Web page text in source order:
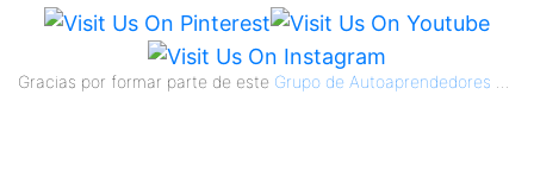
Gracias por formar parte de este Grupo de Autoaprendedores